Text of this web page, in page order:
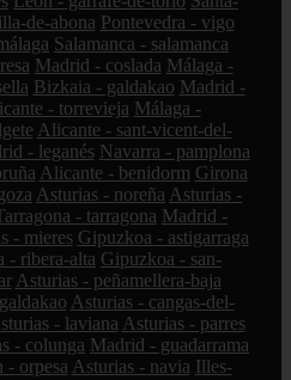
de-abona Pontevedra - vigo
Salamanca - salamanca
Madrid - coslada Málaga -
Bizkaia - galdakao Madrid -
- torrevieja Málaga -
Alicante - sant-vicent-del-
- leganés Navarra - pamplona
Alicante - benidorm Girona
Asturias - noreña Asturias -
- tarragona Madrid -
- mieres Gipuzkoa - astigarraga
- ribera-alta Gipuzkoa - san-
Asturias - peñamellera-baja
Asturias - cangas-del-
- laviana Asturias - parres
- colunga Madrid - guadarrama
- orpesa Asturias - navia Illes-